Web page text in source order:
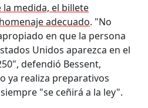
medida, el billete
adecuado. "No
en que la persona
Unidos aparezca en el
defendió Bessent,
ya realiza preparativos
"se ceñirá a la ley".